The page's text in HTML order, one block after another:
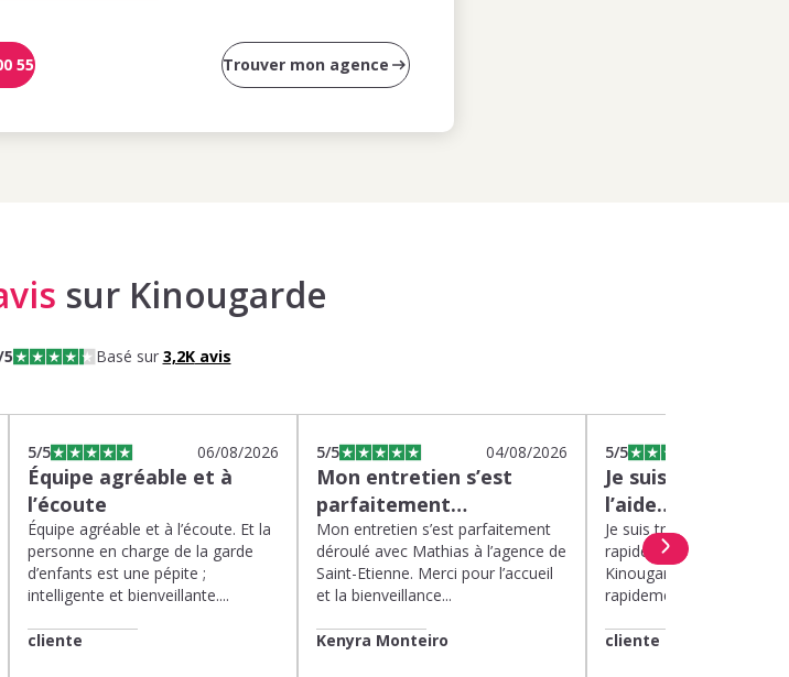
55 Trouver mon agence
sur Kinougarde
Basé sur 3,2Kavis
5/5 06/08/2026
Équipe agréable et à
l’écoute
Équipe agréable et à l’écoute. Et la
personne en charge de la garde
d’enfants est une pépite ;
intelligente et bienveillante....
cliente
5/5 04/08/2026
Mon entretien s’est
parfaitement…
Mon entretien s’est parfaitement
déroulé avec Mathias à l’agence de
Saint-Etienne. Merci pour l’accueil
et la bienveillance...
Kenyra Monteiro
5/5
Je suis très
l’aide…
Je suis très satisfaite de
rapide et efficace
Kinougarde. On m’a
rapidement et une
cliente